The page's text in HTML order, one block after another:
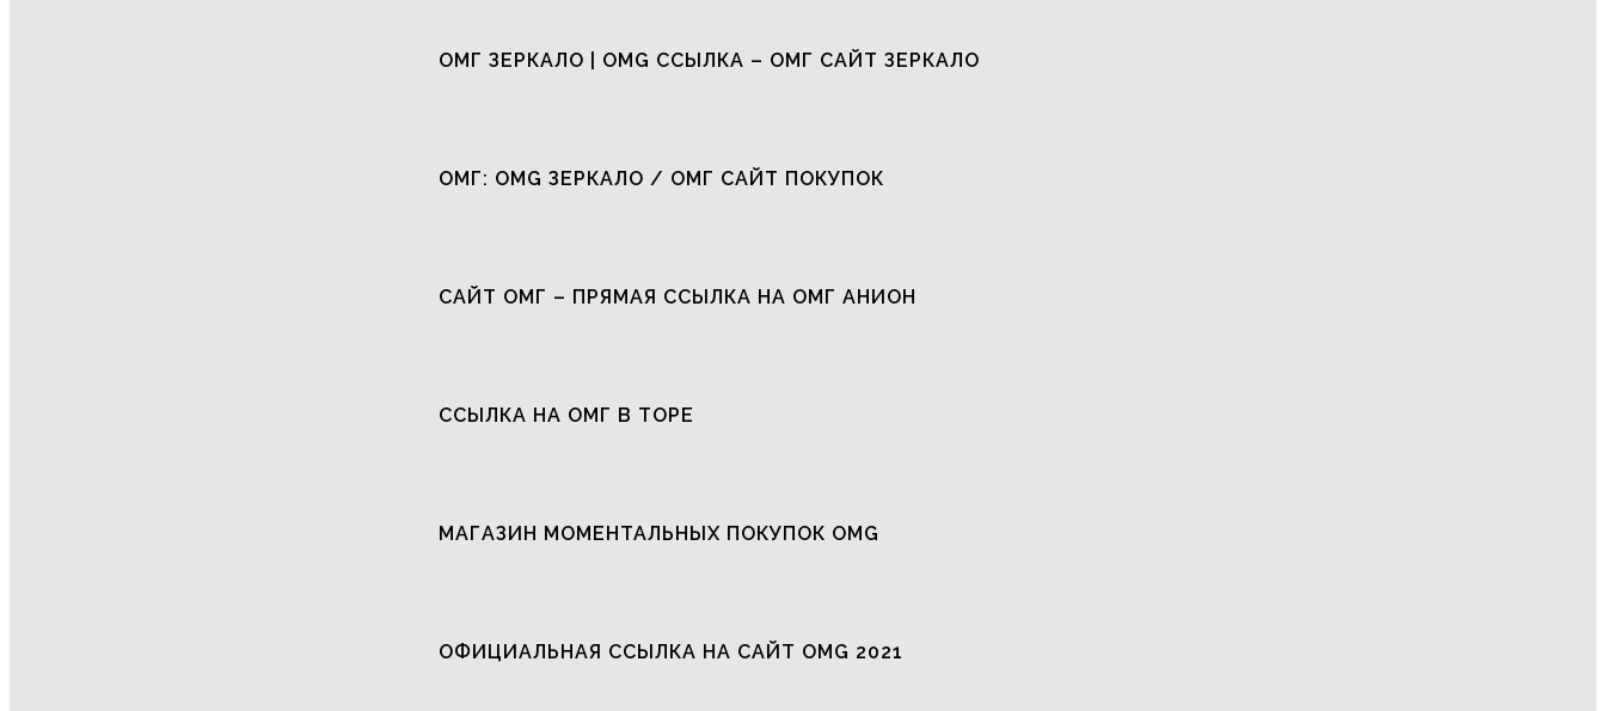
ОМГ ЗЕРКАЛО | OMG ССЫЛКА – ОМГ САЙТ ЗЕРКАЛО
ОМГ: OMG ЗЕРКАЛО / ОМГ САЙТ ПОКУПОК
САЙТ ОМГ – ПРЯМАЯ ССЫЛКА НА ОМГ АНИОН
ССЫЛКА НА ОМГ В ТОРЕ
МАГАЗИН МОМЕНТАЛЬНЫХ ПОКУПОК OMG
ОФИЦИАЛЬНАЯ ССЫЛКА НА САЙТ OMG 2021